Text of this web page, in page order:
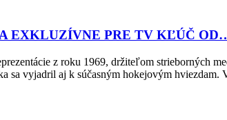
EXKLUZÍVNE PRE TV KĽÚČ
z roku 1969, držiteľom strieborných
sa vyjadril aj k súčasným hokejovým hviezdam.